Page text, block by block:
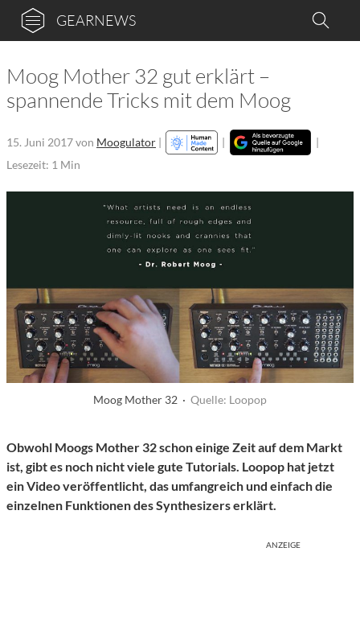
GEARNEWS
Moog Mother 32 gut erklärt –
spannende Tricks mit dem Moog
15. Juni 2017von Moogulator | |
|
Lesezeit: 1 Min
Moog Mother 32 · Quelle: Loopop
Obwohl Moogs Mother 32 schon einige Zeit auf dem Markt
ist, gibt es noch nicht viele gute Tutorials. Loopop hat jetzt
ein Video veröffentlicht, das umfangreich und einfach die
einzelnen Funktionen des Synthesizers erklärt.
ANZEIGE